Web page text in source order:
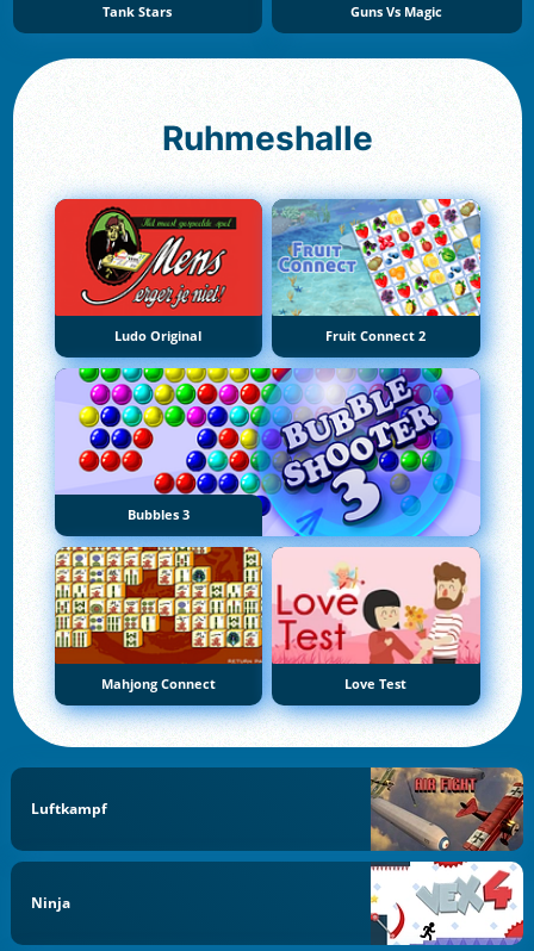
Tank Stars Guns Vs Magic
Ruhmeshalle
Ludo Original Fruit Connect 2
Bubbles 3
Mahjong Connect Love Test
Luftkampf
Ninja